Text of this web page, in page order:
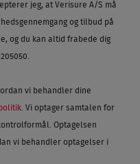
jeg, at Verisure A/S må
og tilbud på
og du kan altid frabede dig
vi behandler dine
. Vi optager samtalen for
Optagelsen
vi behandler optagelser i